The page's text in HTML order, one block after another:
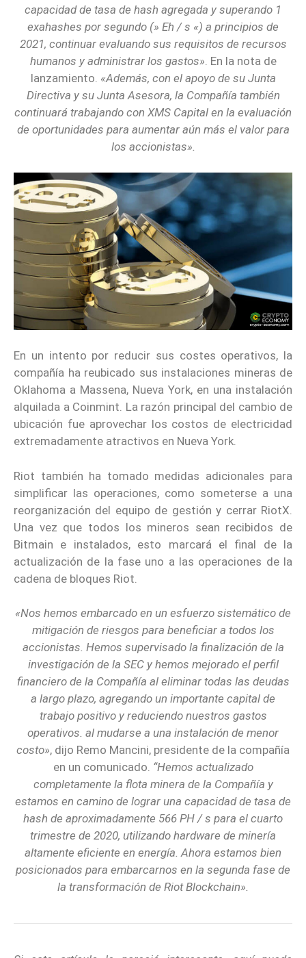
capacidad de tasa de hash agregada y superando 1
exahashes por segundo (» Eh / s «) a principios de
2021, continuar evaluando sus requisitos de recursos
humanos y administrar los gastos» . En la nota de
lanzamiento. «Además, con el apoyo de su Junta
Directiva y su Junta Asesora, la Compañía también
continuará trabajando con XMS Capital en la evaluación
de oportunidades para aumentar aún más el valor para
los accionistas».
En un intento por reducir sus costes operativos, la
compañía ha reubicado sus instalaciones mineras de
Oklahoma a Massena, Nueva York, en una instalación
alquilada a Coinmint. La razón principal del cambio de
ubicación fue aprovechar los costos de electricidad
extremadamente atractivos en Nueva York.
Riot también ha tomado medidas adicionales para
simplificar las operaciones, como someterse a una
reorganización del equipo de gestión y cerrar RiotX.
Una vez que todos los mineros sean recibidos de
Bitmain e instalados, esto marcará el final de la
actualización de la fase uno a las operaciones de la
cadena de bloques Riot.
«Nos hemos embarcado en un esfuerzo sistemático de
mitigación de riesgos para beneficiar a todos los
accionistas. Hemos supervisado la finalización de la
investigación de la SEC y hemos mejorado el perfil
financiero de la Compañía al eliminar todas las deudas
a largo plazo, agregando un importante capital de
trabajo positivo y reduciendo nuestros gastos
operativos. al mudarse a una instalación de menor
costo», dijo Remo Mancini, presidente de la compañía
en un comunicado. “Hemos actualizado
completamente la flota minera de la Compañía y
estamos en camino de lograr una capacidad de tasa de
hash de aproximadamente 566 PH / s para el cuarto
trimestre de 2020, utilizando hardware de minería
altamente eficiente en energía. Ahora estamos bien
posicionados para embarcarnos en la segunda fase de
la transformación de Riot Blockchain».